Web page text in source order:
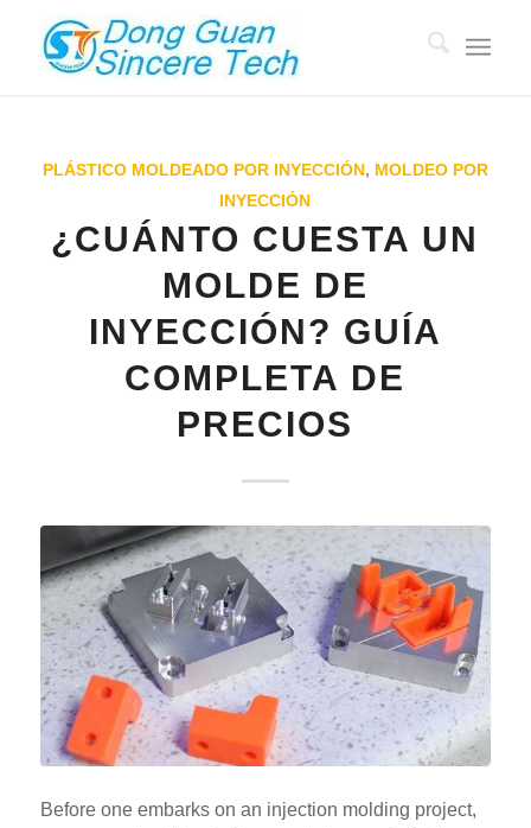
PLÁSTICO MOLDEADO POR INYECCIÓN, MOLDEO POR
INYECCIÓN
¿CUÁNTO CUESTA UN
MOLDE DE
INYECCIÓN? GUÍA
COMPLETA DE
PRECIOS
Before one embarks on an injection molding project,